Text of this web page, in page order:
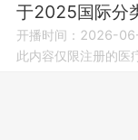
于2025国际分
开播时间：2026-
此内容仅限注册的医